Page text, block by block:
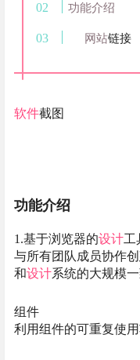
功能介绍
网站链接
软件截图
功能介绍
1.基于浏览器的设计工
与所有团队成员协作
和设计系统的大规模一
组件
利用组件的可重复使